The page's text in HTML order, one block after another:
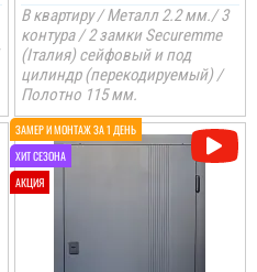
В квартиру / Металл 2.2 мм./ 3
контура / 2 замки Securemme
(Італия) сейфовый и под
цилиндр (перекодируемый) /
Полотно 115 мм.